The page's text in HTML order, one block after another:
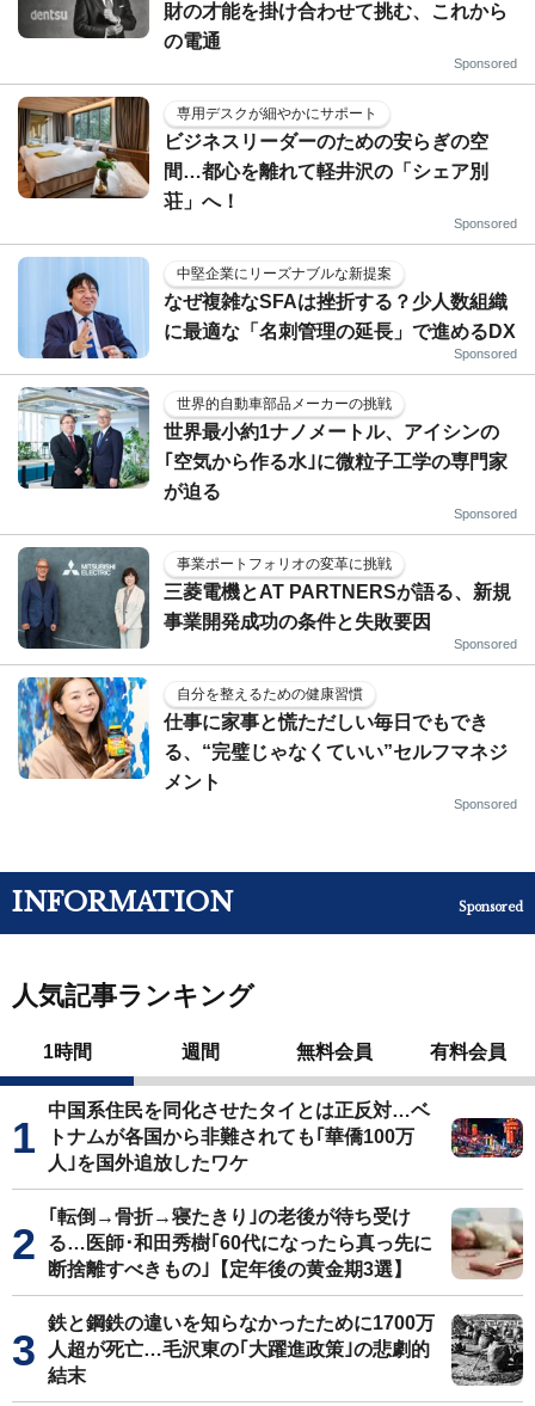
財の才能を掛け合わせて挑む、これから
の電通
Sponsored
専用デスクが細やかにサポート
ビジネスリーダーのための安らぎの空
間…都心を離れて軽井沢の「シェア別
荘」へ！
Sponsored
中堅企業にリーズナブルな新提案
なぜ複雑なSFAは挫折する？少人数組織
に最適な「名刺管理の延長」で進めるDX
Sponsored
世界的自動車部品メーカーの挑戦
世界最小約1ナノメートル、アイシンの
｢空気から作る水｣に微粒子工学の専門家
が迫る
Sponsored
事業ポートフォリオの変革に挑戦
三菱電機とAT PARTNERSが語る、新規
事業開発成功の条件と失敗要因
Sponsored
自分を整えるための健康習慣
仕事に家事と慌ただしい毎日でもでき
る、“完璧じゃなくていい”セルフマネジ
メント
Sponsored
INFORMATION Sponsored
人気記事ランキング
1時間 週間 無料会員 有料会員
中国系住民を同化させたタイとは正反対…ベ
トナムが各国から非難されても｢華僑100万
人｣を国外追放したワケ
｢転倒→骨折→寝たきり｣の老後が待ち受け
る…医師･和田秀樹｢60代になったら真っ先に
断捨離すべきもの｣【定年後の黄金期3選】
鉄と鋼鉄の違いを知らなかったために1700万
人超が死亡…毛沢東の｢大躍進政策｣の悲劇的
結末